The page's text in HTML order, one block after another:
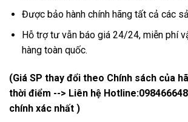
Được bảo hành chính hãng tất cả các
Hỗ trợ tư vẫn báo giá 24/24, miễn phí
hàng toàn quốc.
(Giá SP thay đổi theo Chính sách của
thời điểm --> Liên hệ Hotline:
chính xác nhất )